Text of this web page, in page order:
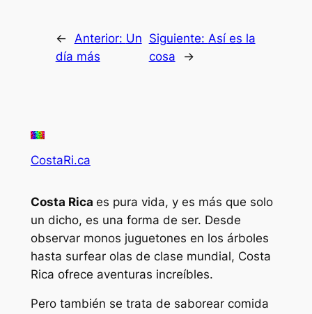
← Anterior: Un
día más
Siguiente: Así es la
cosa
→
CostaRi.ca
Costa Rica es pura vida, y es más que solo
un dicho, es una forma de ser. Desde
observar monos juguetones en los árboles
hasta surfear olas de clase mundial, Costa
Rica ofrece aventuras increíbles.
Pero también se trata de saborear comida